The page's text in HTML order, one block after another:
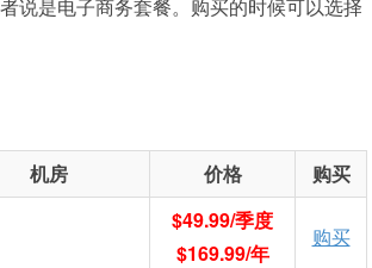
说是电子商务套餐。购买的时候可以选择
机房 价格 购买
$49.99/季度
$169.99/年
购买